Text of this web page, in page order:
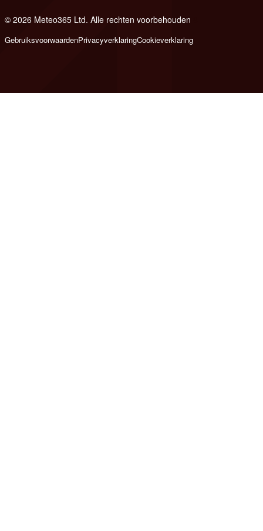
© 2026 Meteo365 Ltd. Alle rechten voorbehouden
GebruiksvoorwaardenPrivacyverklaringCookieverklaring